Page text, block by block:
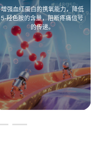
增强血红蛋白的携氧能力，降低
5-羟色胺的含量，阻断疼痛信号
的传递。